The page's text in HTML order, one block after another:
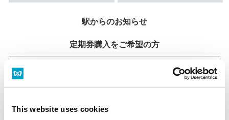
This website uses cookies
駅からのお知らせ
定期券購入をご希望の方
定期券うりば
当駅には定期券うりばはございません。
定期券うりば一覧
多機能券売機